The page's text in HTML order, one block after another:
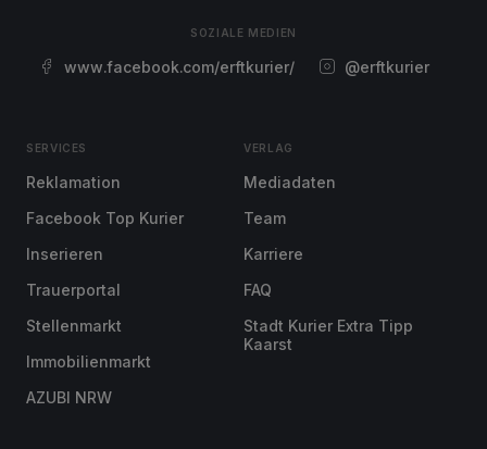
SOZIALE MEDIEN
www.facebook.com/erftkurier/ @erftkurier
SERVICES
Reklamation
Facebook Top Kurier
Inserieren
Trauerportal
Stellenmarkt
Immobilienmarkt
AZUBI NRW
VERLAG
Mediadaten
Team
Karriere
FAQ
Stadt Kurier Extra Tipp
Kaarst